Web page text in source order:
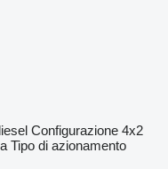
Configurazione 4x2
Tipo di azionamento